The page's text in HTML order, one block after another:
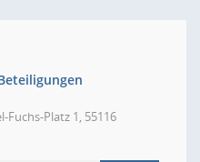
Fuchs-Platz 1, 55116